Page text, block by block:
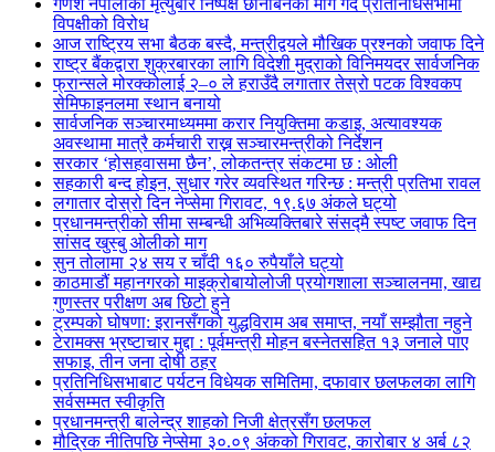
गणेश नेपालीको मृत्युबारे निष्पक्ष छानबिनको माग गर्दै प्रतिनिधिसभामा
विपक्षीको विरोध
आज राष्ट्रिय सभा बैठक बस्दै, मन्त्रीद्वयले मौखिक प्रश्नको जवाफ दिने
राष्ट्र बैंकद्वारा शुक्रबारका लागि विदेशी मुद्राको विनिमयदर सार्वजनिक
फ्रान्सले मोरक्कोलाई २–० ले हराउँदै लगातार तेस्रो पटक विश्वकप
सेमिफाइनलमा स्थान बनायो
सार्वजनिक सञ्चारमाध्यममा करार नियुक्तिमा कडाइ, अत्यावश्यक
अवस्थामा मात्रै कर्मचारी राख्न सञ्चारमन्त्रीको निर्देशन
सरकार ‘होसहवासमा छैन’, लोकतन्त्र संकटमा छ : ओली
सहकारी बन्द होइन, सुधार गरेर व्यवस्थित गरिन्छ : मन्त्री प्रतिभा रावल
लगातार दोस्रो दिन नेप्सेमा गिरावट, १९.६७ अंकले घट्यो
प्रधानमन्त्रीको सीमा सम्बन्धी अभिव्यक्तिबारे संसद्मै स्पष्ट जवाफ दिन
सांसद खुस्बु ओलीको माग
सुन तोलामा २४ सय र चाँदी १६० रुपैयाँले घट्यो
काठमाडौं महानगरको माइक्रोबायोलोजी प्रयोगशाला सञ्चालनमा, खाद्य
गुणस्तर परीक्षण अब छिटो हुने
ट्रम्पको घोषणा: इरानसँगको युद्धविराम अब समाप्त, नयाँ सम्झौता नहुने
टेरामक्स भ्रष्टाचार मुद्दा : पूर्वमन्त्री मोहन बस्नेतसहित १३ जनाले पाए
सफाइ, तीन जना दोषी ठहर
प्रतिनिधिसभाबाट पर्यटन विधेयक समितिमा, दफावार छलफलका लागि
सर्वसम्मत स्वीकृति
प्रधानमन्त्री बालेन्द्र शाहको निजी क्षेत्रसँग छलफल
मौद्रिक नीतिपछि नेप्सेमा ३०.०९ अंकको गिरावट, कारोबार ४ अर्ब ८२